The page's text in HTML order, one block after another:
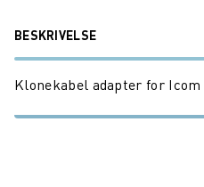
BESKRIVELSE
Klonekabel adapter for Icom